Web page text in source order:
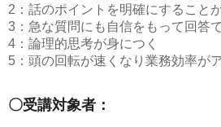
2：話のポイントを明確にすること
3：急な質問にも自信をもって回答
4：論理的思考が身につく
5：頭の回転が速くなり業務効率が
〇受講対象者：